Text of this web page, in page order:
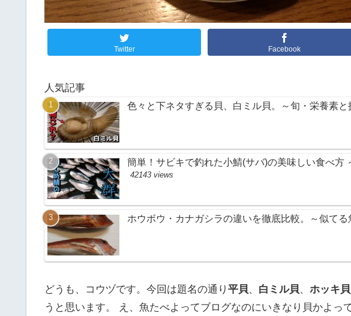
Twitter Facebook
人気記事
色々と下ネタすぎる貝、白ミル貝。～旬・栄養素と
簡単！サビキで釣れた小鯖(サバ)の美味しい食べ方
42143 views
ホウボウ・カナガシラの違いを徹底比較。～似てる
どうも、コウヅです。今回は題名の通り 平貝、 白ミル貝、 ホッキ貝
うと思います。 え、魚たべよってブログなのにいきなり貝かよっ